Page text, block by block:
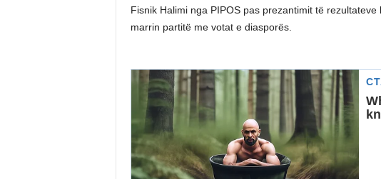
Fisnik Halimi nga PIPOS pas prezantimit të
marrin partitë me votat e diasporës.